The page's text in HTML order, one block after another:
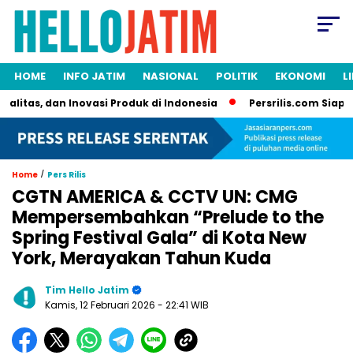
HOME INFO JATIM NASIONAL POLITIK EKONOMI
dan Inovasi Produk di Indonesia Persrilis.com Siap
Home / Pers Rilis
CGTN AMERICA & CCTV UN: CMG
Mempersembahkan “Prelude to the
Spring Festival Gala” di Kota New
York, Merayakan Tahun Kuda
Tim Hello Jatim
Kamis, 12 Februari 2026 - 22:41 WIB